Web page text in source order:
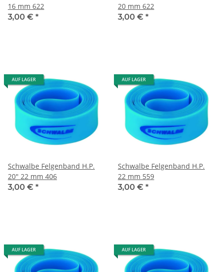
16 mm 622
3,00 € *
20 mm 622
3,00 € *
AUF LAGER
Schwalbe Felgenband H.P.
20" 22 mm 406
3,00 € *
AUF LAGER
Schwalbe Felgenband H.P.
22 mm 559
3,00 € *
AUF LAGER AUF LAGER